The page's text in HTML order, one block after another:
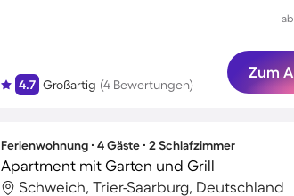
4.7 Großartig (4 Bewertungen)
ab
Zum
Ferienwohnung ∙ 4 Gäste ∙ 2 Schlafzimmer
Apartment mit Garten und Grill
Schweich, Trier-Saarburg, Deutschland